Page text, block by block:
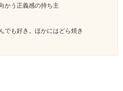
かう正義感の持ち主
でも好き。ほかにはどら焼き